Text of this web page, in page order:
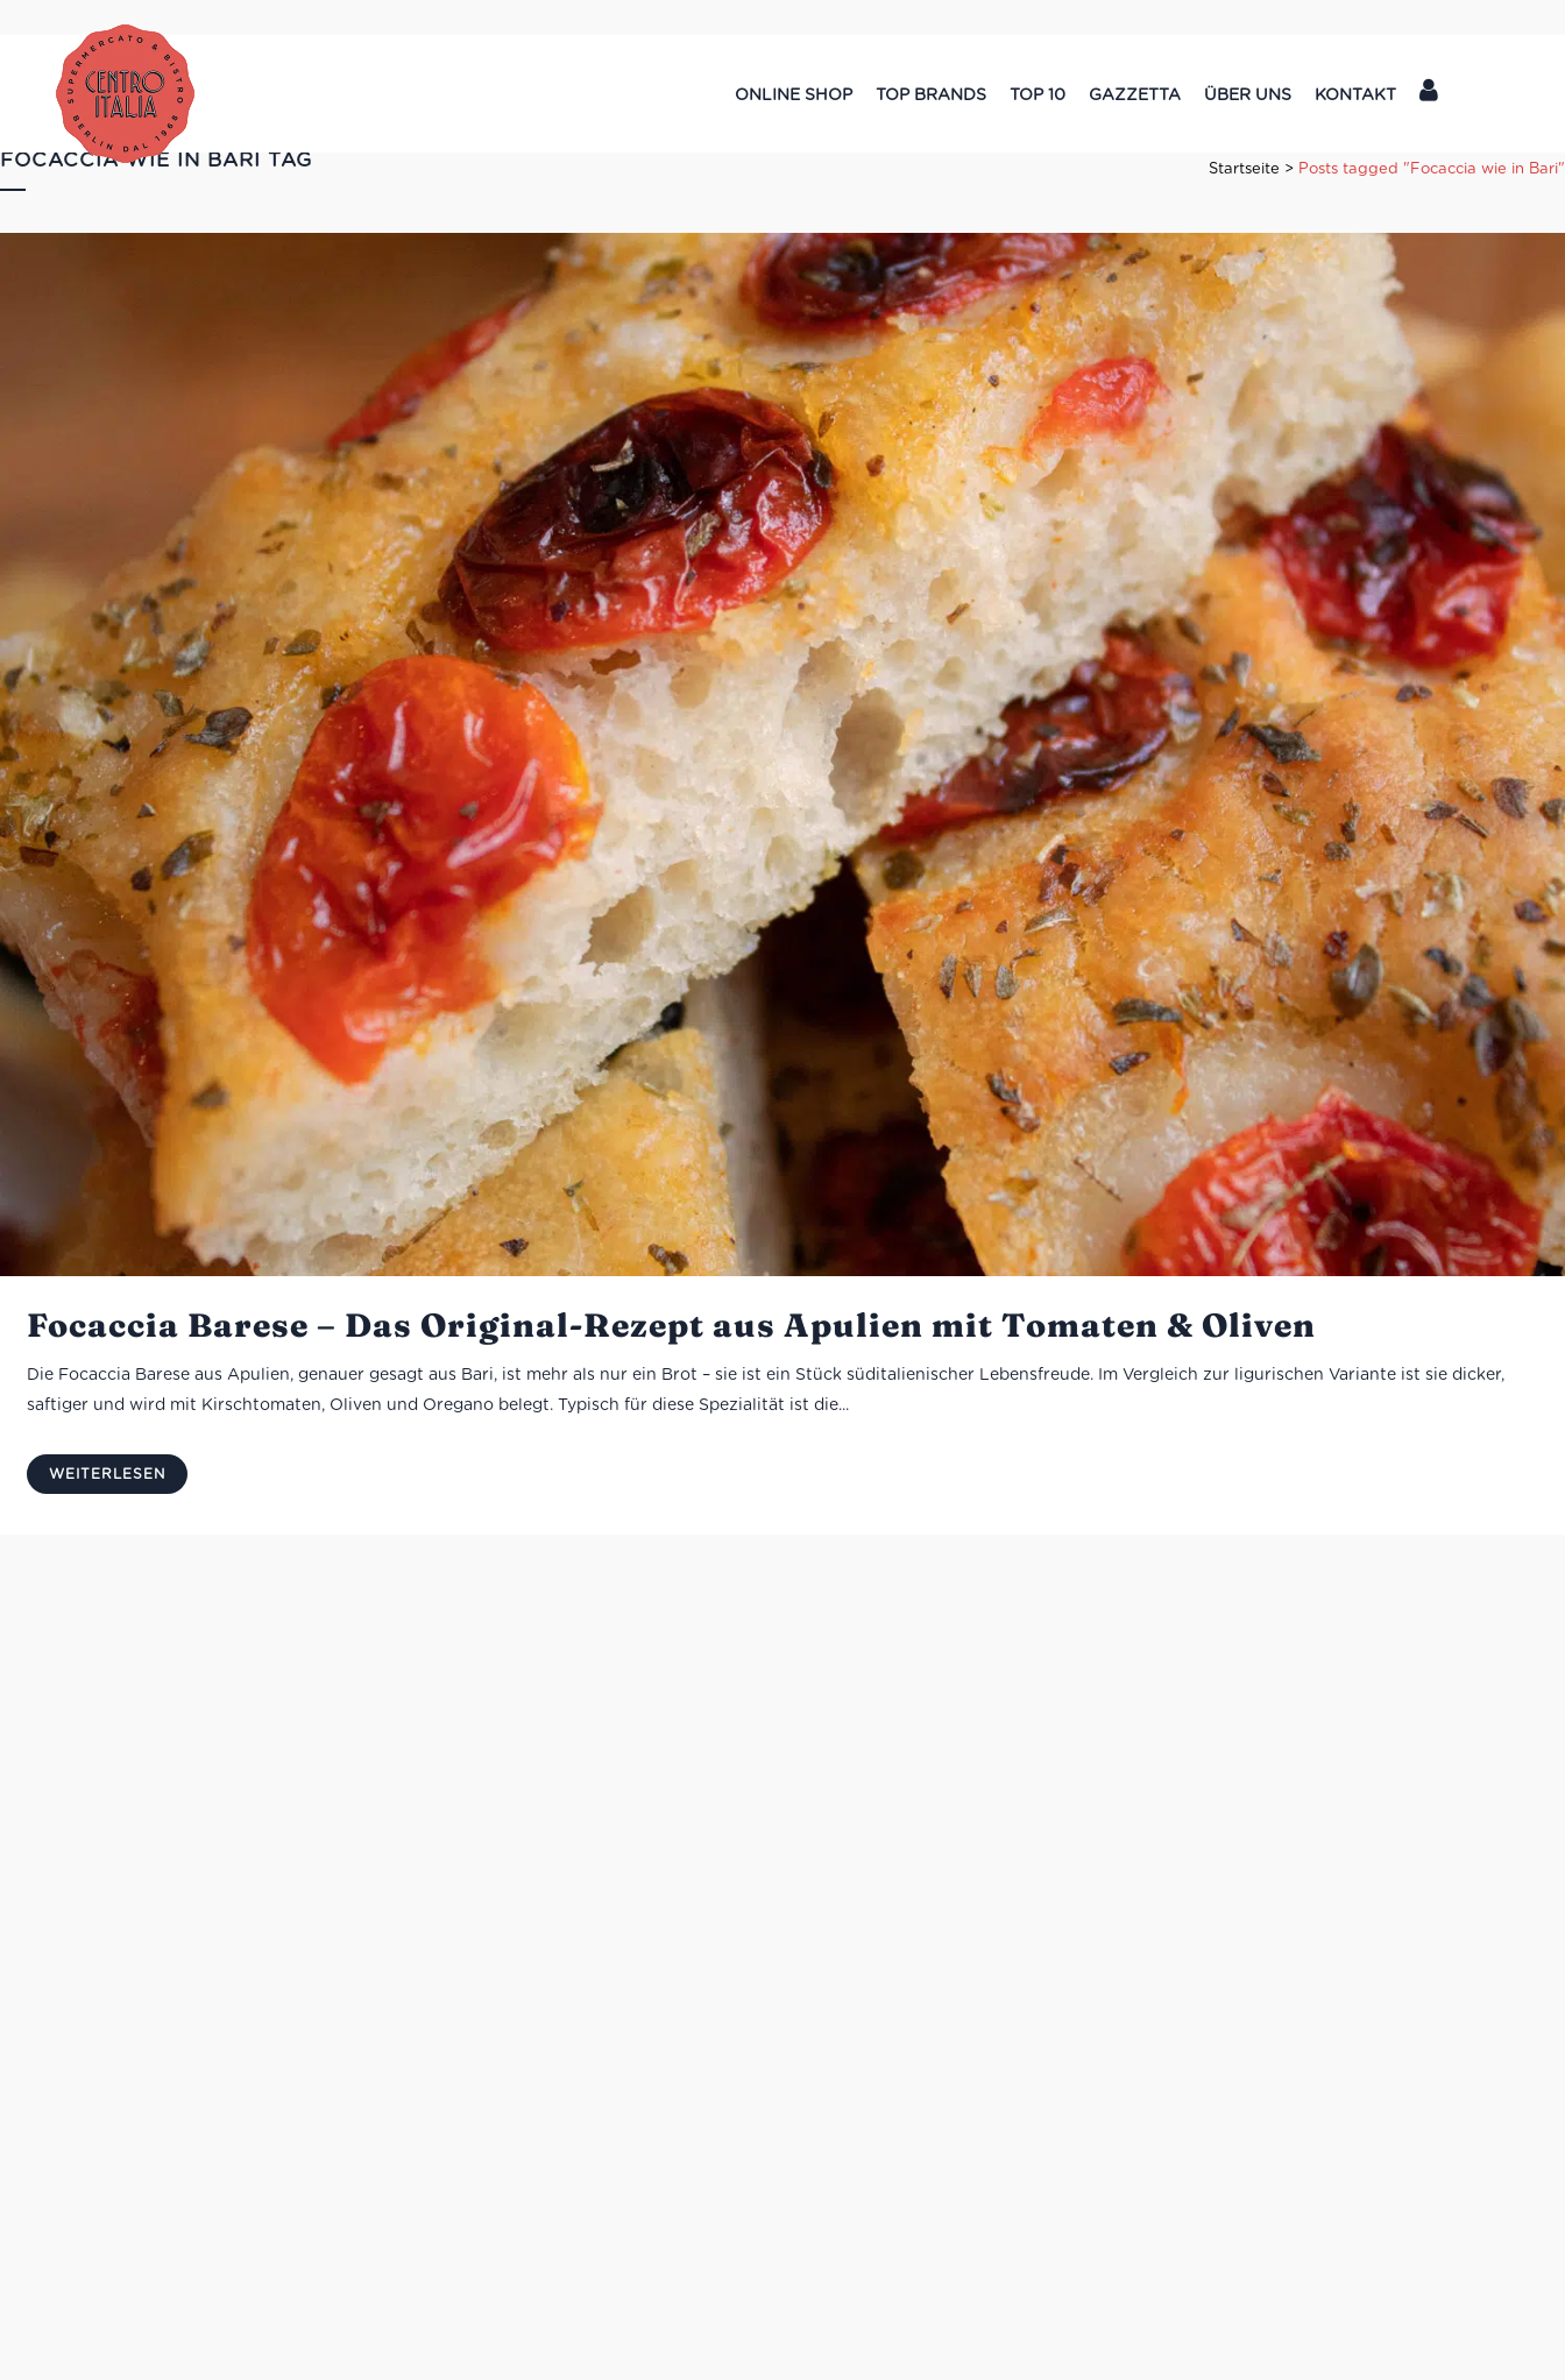
ONLINE SHOP TOP BRANDS TOP 10 GAZZETTA ÜBER UNS KONTAKT
FOCACCIA WIE IN BARI TAG Startseite > Posts tagged "Focaccia wie in Bari"
Focaccia Barese – Das Original-Rezept aus Apulien mit Tomaten & Oliven
Die Focaccia Barese aus Apulien, genauer gesagt aus Bari, ist mehr als nur ein Brot – sie ist ein Stück süditalienischer Lebensfreude. Im Vergleich zur ligurischen Variante ist sie dicker,
saftiger und wird mit Kirschtomaten, Oliven und Oregano belegt. Typisch für diese Spezialität ist die...
WEITERLESEN